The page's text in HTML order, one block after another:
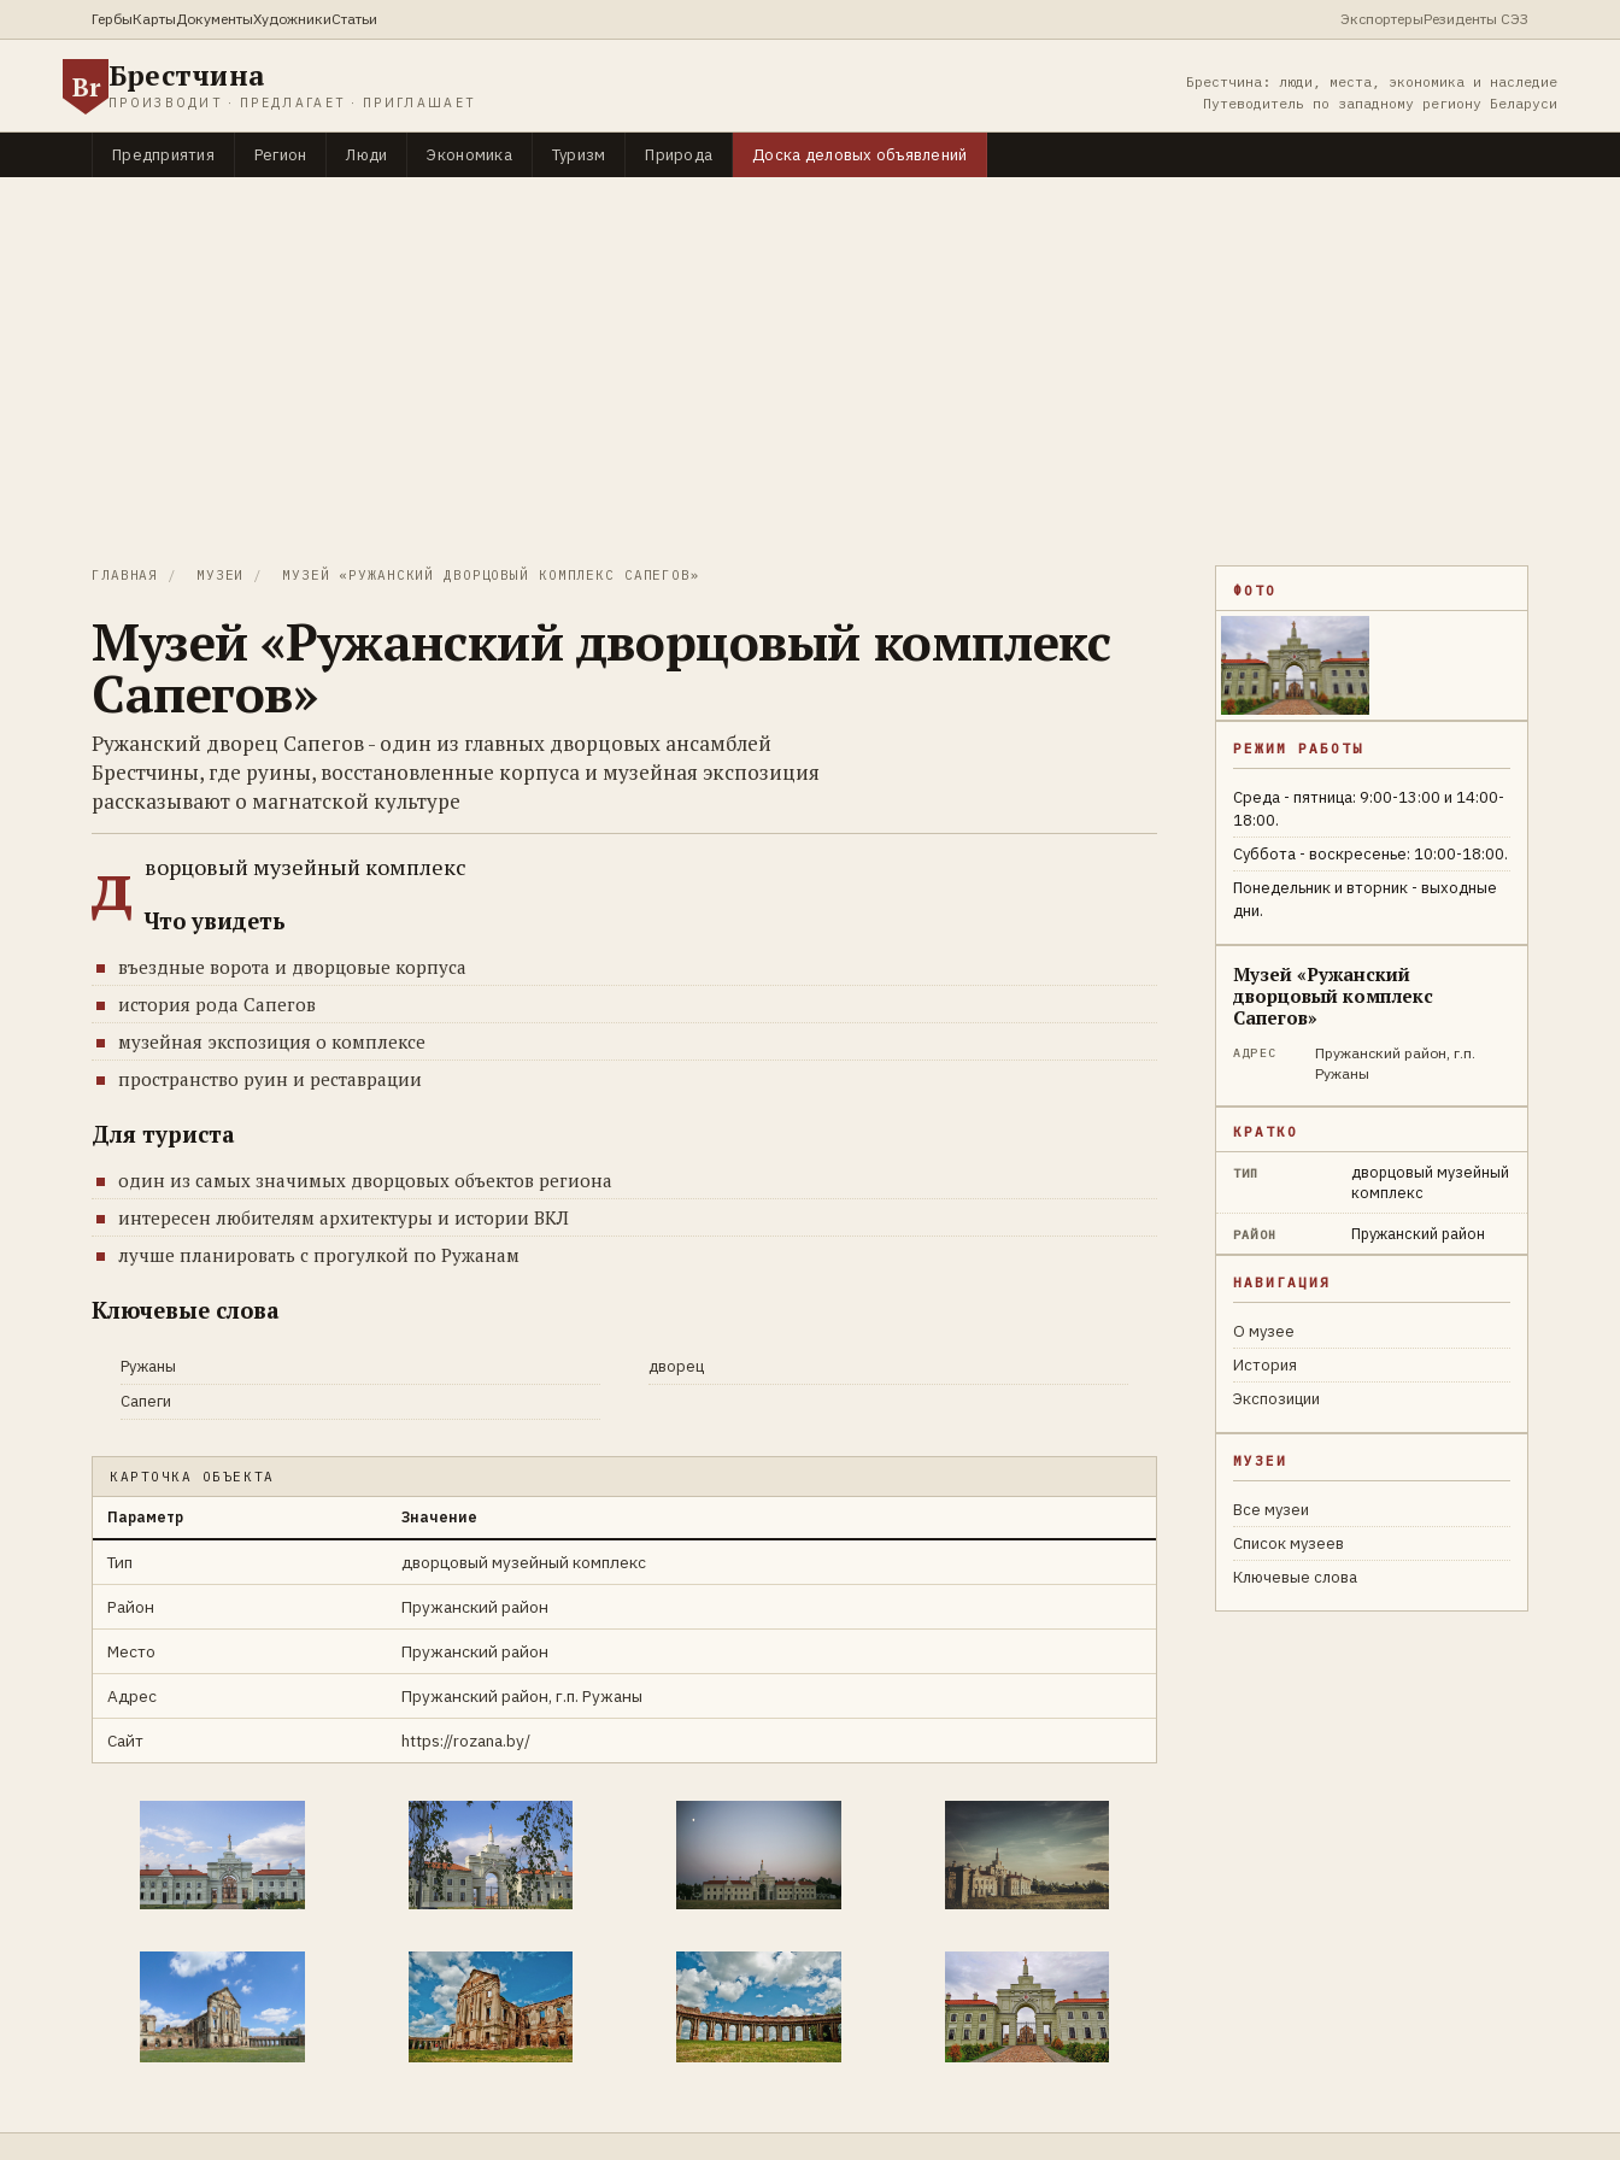
ГербыКартыДокументыХудожникиСтатьи ЭкспортерыРезиденты СЭЗ
Br Брестчина
ПРОИЗВОДИТ · ПРЕДЛАГАЕТ · ПРИГЛАШАЕТ
Брестчина: люди, места, экономика и наследие
Путеводитель по западному региону Беларуси
Предприятия Регион Люди Экономика Туризм Природа Доска деловых объявлений
ГЛАВНАЯ / МУЗЕИ / МУЗЕЙ «РУЖАНСКИЙ ДВОРЦОВЫЙ КОМПЛЕКС САПЕГОВ»
Музей «Ружанский дворцовый комплекс
Сапегов»
Ружанский дворец Сапегов - один из главных дворцовых ансамблей
Брестчины, где руины, восстановленные корпуса и музейная экспозиция
рассказывают о магнатской культуре
д ворцовый музейный комплекс
Что увидеть
въездные ворота и дворцовые корпуса
история рода Сапегов
музейная экспозиция о комплексе
пространство руин и реставрации
Для туриста
один из самых значимых дворцовых объектов региона
интересен любителям архитектуры и истории ВКЛ
лучше планировать с прогулкой по Ружанам
Ключевые слова
Ружаны
Сапеги
дворец
КАРТОЧКА ОБЪЕКТА
Параметр Значение
Тип дворцовый музейный комплекс
Район Пружанский район
Место Пружанский район
Адрес Пружанский район, г.п. Ружаны
Сайт https://rozana.by/
ФОТО
РЕЖИМ РАБОТЫ
Среда - пятница: 9:00-13:00 и 14:00-
18:00.
Суббота - воскресенье: 10:00-18:00.
Понедельник и вторник - выходные
дни.
Музей «Ружанский
дворцовый комплекс
Сапегов»
АДРЕС
Пружанский район, г.п.
Ружаны
КРАТКО
ТИП
дворцовый музейный
комплекс
РАЙОН Пружанский район
НАВИГАЦИЯ
О музее
История
Экспозиции
МУЗЕИ
Все музеи
Список музеев
Ключевые слова